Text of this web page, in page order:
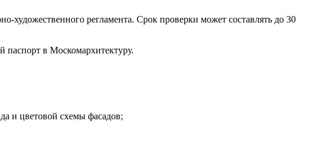
художественного регламента. Срок проверки может составлять до 30
паспорт в Москомархитектуру.
и цветовой схемы фасадов;